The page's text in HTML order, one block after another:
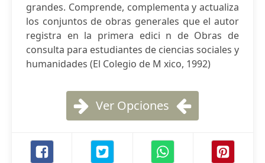
grandes. Comprende, complementa y actualiza
los conjuntos de obras generales que el autor
registra en la primera edici n de Obras de
consulta para estudiantes de ciencias sociales y
humanidades (El Colegio de M xico, 1992)
Ver Opciones